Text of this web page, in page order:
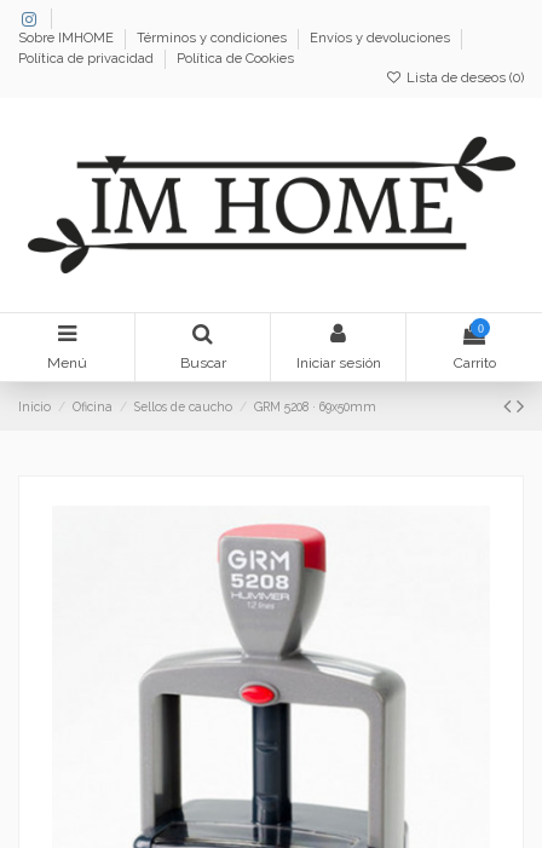
Sobre IMHOME Términos y condiciones
Envíos y devoluciones
Política de privacidad
Política de Cookies
Lista de deseos (0)
Menú Buscar Iniciar sesión
0
Carrito
Inicio Oficina Sellos de caucho GRM 5208 · 69x50mm